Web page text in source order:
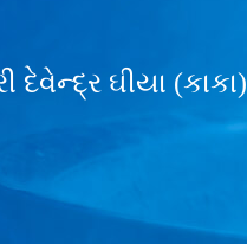
દેવેન્દ્ર ઘીયા (કાકા)